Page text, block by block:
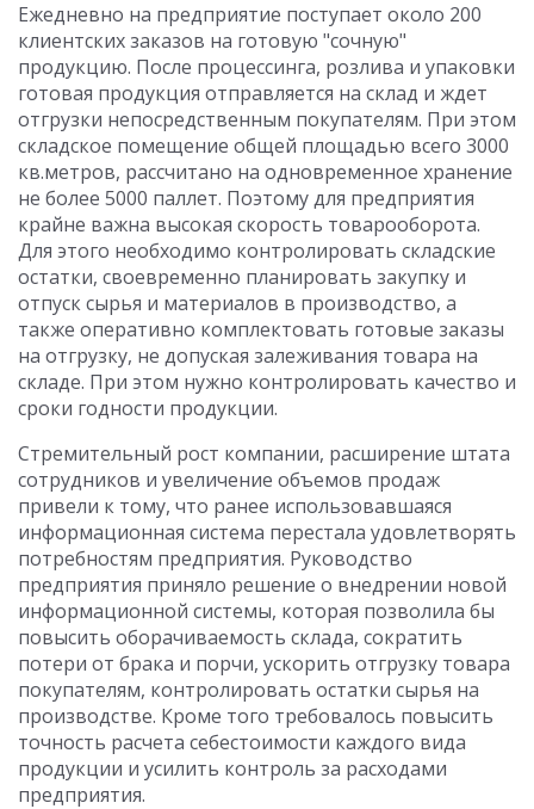
Ежедневно на предприятие поступает около 200
клиентских заказов на готовую "сочную"
продукцию. После процессинга, розлива и упаковки
готовая продукция отправляется на склад и ждет
отгрузки непосредственным покупателям. При этом
складское помещение общей площадью всего 3000
кв.метров, рассчитано на одновременное хранение
не более 5000 паллет. Поэтому для предприятия
крайне важна высокая скорость товарооборота.
Для этого необходимо контролировать складские
остатки, своевременно планировать закупку и
отпуск сырья и материалов в производство, а
также оперативно комплектовать готовые заказы
на отгрузку, не допуская залеживания товара на
складе. При этом нужно контролировать качество и
сроки годности продукции.
Стремительный рост компании, расширение штата
сотрудников и увеличение объемов продаж
привели к тому, что ранее использовавшаяся
информационная система перестала удовлетворять
потребностям предприятия. Руководство
предприятия приняло решение о внедрении новой
информационной системы, которая позволила бы
повысить оборачиваемость склада, сократить
потери от брака и порчи, ускорить отгрузку товара
покупателям, контролировать остатки сырья на
производстве. Кроме того требовалось повысить
точность расчета себестоимости каждого вида
продукции и усилить контроль за расходами
предприятия.